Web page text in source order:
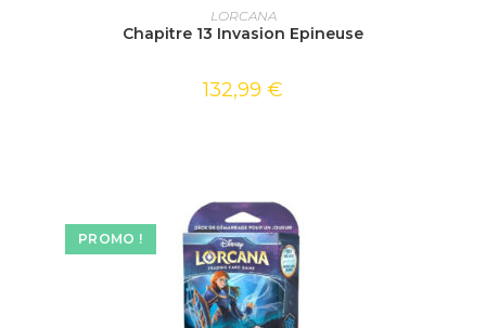
LIRE LA SUITE
LORCANA
Chapitre 13 Invasion Epineuse
132,99 €
PROMO !